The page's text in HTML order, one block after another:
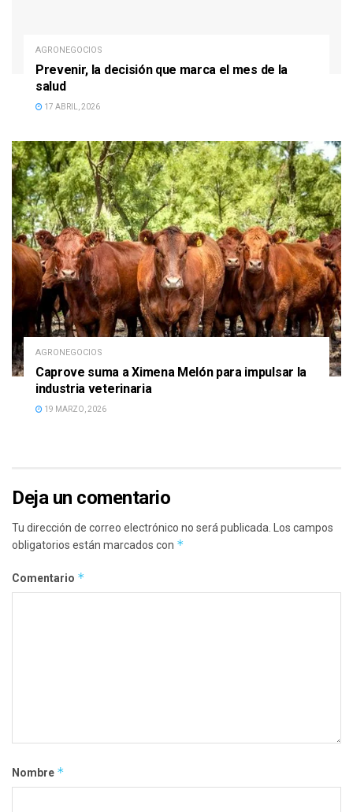
AGRONEGOCIOS
Prevenir, la decisión que marca el mes de la
salud
17 ABRIL, 2026
AGRONEGOCIOS
Caprove suma a Ximena Melón para impulsar la
industria veterinaria
19 MARZO, 2026
Deja un comentario
Tu dirección de correo electrónico no será publicada.
Los campos
obligatorios están marcados con *
Comentario *
Nombre *